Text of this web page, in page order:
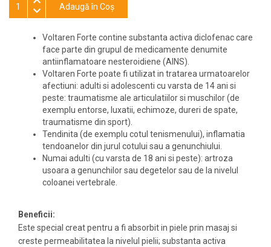
Adaugă în Coş
Voltaren Forte contine substanta activa diclofenac care
face parte din grupul de medicamente denumite
antiinflamatoare nesteroidiene (AINS).
Voltaren Forte poate fi utilizat in tratarea urmatoarelor
afectiuni: adulti si adolescenti cu varsta de 14 ani si
peste: traumatisme ale articulatiilor si muschilor (de
exemplu entorse, luxatii, echimoze, dureri de spate,
traumatisme din sport).
Tendinita (de exemplu cotul tenismenului), inflamatia
tendoanelor din jurul cotului sau a genunchiului.
Numai adulti (cu varsta de 18 ani si peste): artroza
usoara a genunchilor sau degetelor sau de la nivelul
coloanei vertebrale.
Beneficii:
Este special creat pentru a fi absorbit in piele prin masaj si
creste permeabilitatea la nivelul pielii; substanta activa